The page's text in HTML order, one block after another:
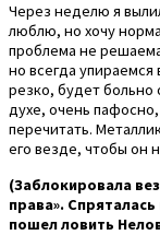
Через неделю я
люблю, но хочу
проблема не
но всегда упираемся
резко, будет больно
духе, очень
перечитать.
его везде, чтобы он
(Заблокировала
права».
пошел ловить